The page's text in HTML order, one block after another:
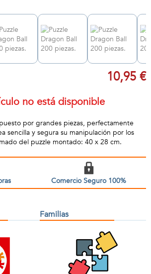
10,95 €
no está disponible
por grandes piezas, perfectamente
sencilla y segura su manipulación por los
del puzzle montado: 40 x 28 cm.
Comercio Seguro 100%
Familias